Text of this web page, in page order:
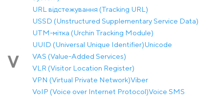
URL відстежування (Tracking URL)
USSD (Unstructured Supplementary Service Data)
UTM-мітка (Urchin Tracking Module)
UUID (Universal Unique Identifier)Unicode
V
VAS (Value-Added Services)
VLR (Visitor Location Register)
VPN (Virtual Private Network)Viber
VoIP (Voice over Internet Protocol)Voice SMS